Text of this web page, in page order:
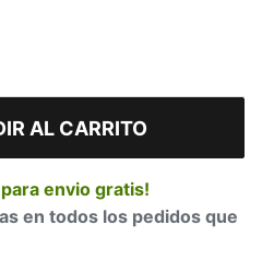
AL CARRITO
envio gratis!
en todos los pedidos que